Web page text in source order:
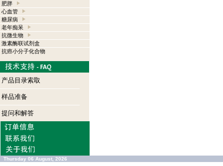
肥胖
心血管
糖尿病
老年痴呆
抗微生物
激素酶联试剂盒
抗癌小分子化合物
产品目录索取
样品准备
提问和解答
Thursday 06 August, 2026